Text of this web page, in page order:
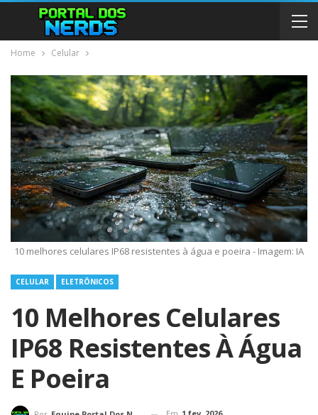
Home Celular
10 melhores celulares IP68 resistentes à água e poeira - Imagem: IA
CELULAR ELETRÔNICOS
10 Melhores Celulares
IP68 Resistentes À Água
E Poeira